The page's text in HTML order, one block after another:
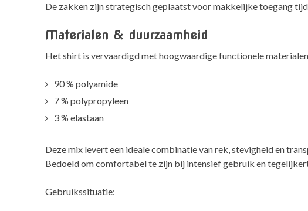
De zakken zijn strategisch geplaatst voor makkelijke toegang
Materialen & duurzaamheid
Het shirt is vervaardigd met hoogwaardige functionele
90 % polyamide
7 % polypropyleen
3 % elastaan
Deze mix levert een ideale combinatie van rek, stevigheid en
Bedoeld om comfortabel te zijn bij intensief gebruik en
Gebruikssituatie: